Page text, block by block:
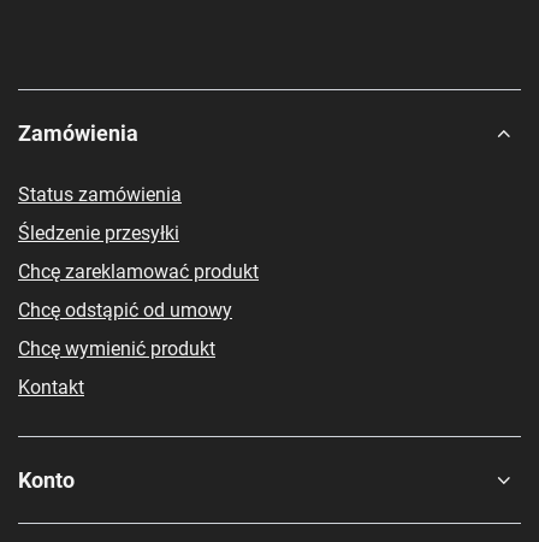
Zamówienia
Status zamówienia
Śledzenie przesyłki
Chcę zareklamować produkt
Chcę odstąpić od umowy
Chcę wymienić produkt
Kontakt
Konto